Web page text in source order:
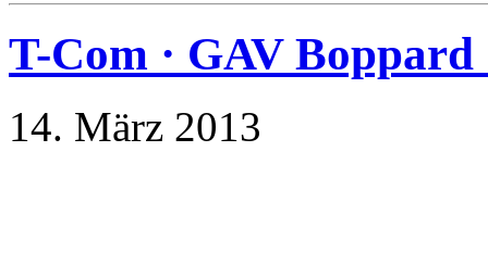
T-Com · GAV Boppard
14. März 2013